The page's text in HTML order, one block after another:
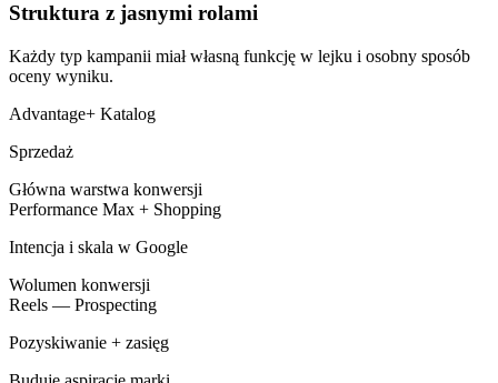
Struktura z jasnymi rolami
Każdy typ kampanii miał własną funkcję w lejku i osobny sposób
oceny wyniku.
Advantage+ Katalog
Sprzedaż
Główna warstwa konwersji
Performance Max + Shopping
Intencja i skala w Google
Wolumen konwersji
Reels — Prospecting
Pozyskiwanie + zasięg